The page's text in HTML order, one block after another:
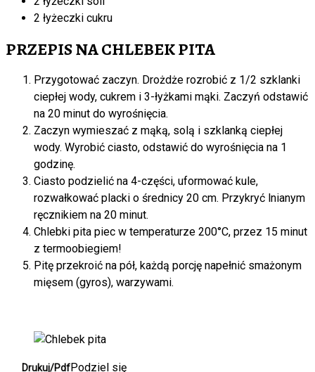
2 łyżeczki cukru
PRZEPIS NA CHLEBEK PITA
Przygotować zaczyn. Drożdże rozrobić z 1/2 szklanki
ciepłej wody, cukrem i 3-łyżkami mąki. Zaczyń odstawić
na 20 minut do wyrośnięcia.
Zaczyn wymieszać z mąką, solą i szklanką ciepłej
wody. Wyrobić ciasto, odstawić do wyrośnięcia na 1
godzinę.
Ciasto podzielić na 4-części, uformować kule,
rozwałkować placki o średnicy 20 cm. Przykryć lnianym
ręcznikiem na 20 minut.
Chlebki pita piec w temperaturze 200°C, przez 15 minut
z termoobiegiem!
Pitę przekroić na pół, każdą porcję napełnić smażonym
mięsem (gyros), warzywami.
Drukuj/PdfPodziel się